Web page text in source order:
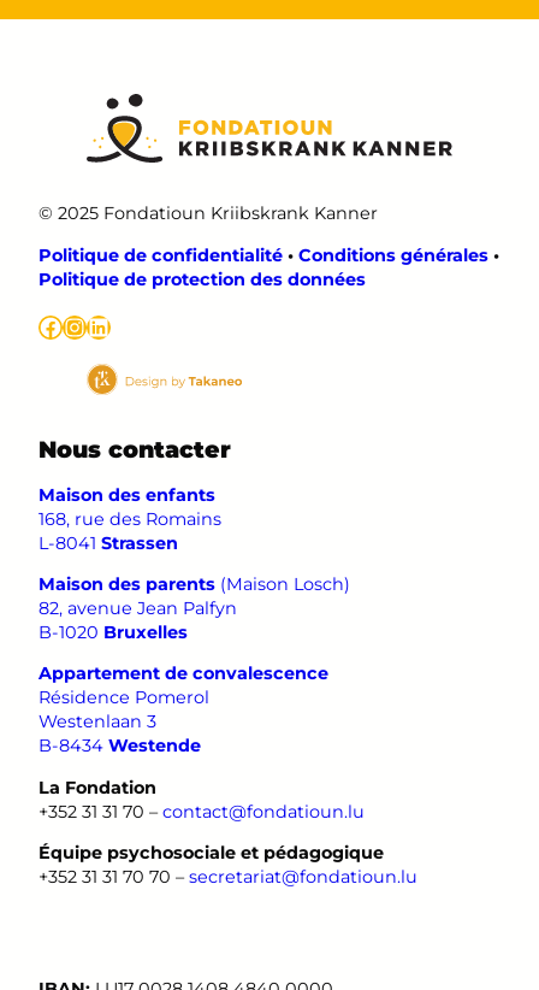
© 2025 Fondatioun Kriibskrank Kanner
Politique de confidentialité • Conditions générales •
Politique de protection des données
Facebook InstagramLinkedIn
Nous contacter
Maison des enfants
168, rue des Romains
L-8041 Strassen
Maison des parents (Maison Losch)
82, avenue Jean Palfyn
B-1020 Bruxelles
Appartement de convalescence
Résidence Pomerol
Westenlaan 3
B-8434 Westende
La Fondation
+352 31 31 70 – contact@fondatioun.lu
Équipe psychosociale et pédagogique
+352 31 31 70 70 – secretariat@fondatioun.lu